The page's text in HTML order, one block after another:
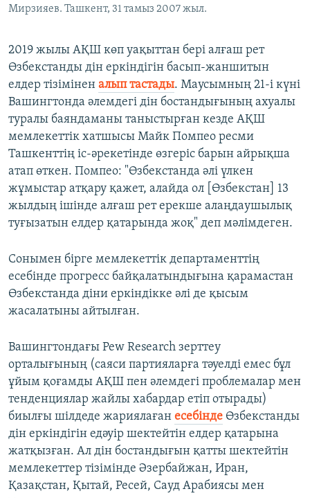
Мирзияев. Ташкент, 31 тамыз 2007 жыл.
2019 жылы АҚШ көп уақыттан бері алғаш рет
Өзбекстанды дін еркіндігін басып-жаншитын
елдер тізімінен алып тастады. Маусымның 21-і күні
Вашингтонда әлемдегі дін бостандығының ахуалы
туралы баяндаманы таныстырған кезде АҚШ
мемлекеттік хатшысы Майк Помпео ресми
Ташкенттің іс-әрекетінде өзгеріс барын айрықша
атап өткен. Помпео: "Өзбекстанда әлі үлкен
жұмыстар атқару қажет, алайда ол [Өзбекстан] 13
жылдың ішінде алғаш рет ерекше алаңдаушылық
туғызатын елдер қатарында жоқ" деп мәлімдеген.
Сонымен бірге мемлекеттік департаменттің
есебінде прогресс байқалатындығына қарамастан
Өзбекстанда діни еркіндікке әлі де қысым
жасалатыны айтылған.
Вашингтондағы Pew Research зерттеу
орталығының (саяси партияларға тәуелді емес бұл
ұйым қоғамды АҚШ пен әлемдегі проблемалар мен
тенденциялар жайлы хабардар етіп отырады)
биылғы шілдеде жариялаған есебінде Өзбекстанды
дін еркіндігін едәуір шектейтін елдер қатарына
жатқызған. Ал дін бостандығын қатты шектейтін
мемлекеттер тізімінде Әзербайжан, Иран,
Қазақстан, Қытай, Ресей, Сауд Арабиясы мен